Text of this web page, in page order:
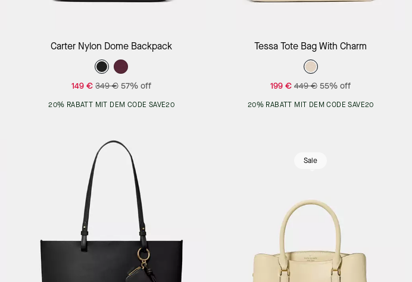
Add to Bag
Carter Nylon Dome Backpack
149 € 349 € 57% off
20% RABATT MIT DEM CODE SAVE20
Add to Bag
Tessa Tote Bag With Charm
199 € 449 € 55% off
20% RABATT MIT DEM CODE SAVE20
Sale